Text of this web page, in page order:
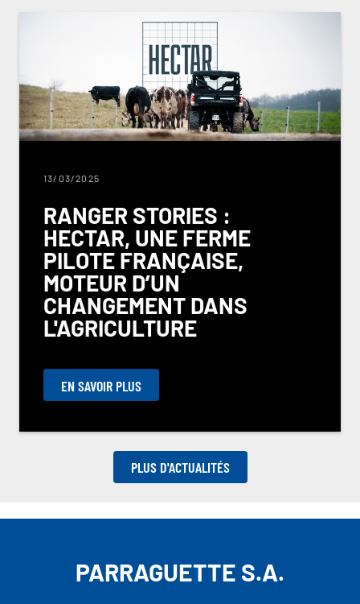
13/03/2025
RANGER STORIES :
HECTAR, UNE FERME
PILOTE FRANÇAISE,
MOTEUR D’UN
CHANGEMENT DANS
L'AGRICULTURE
EN SAVOIR PLUS
PLUS D'ACTUALITÉS
PARRAGUETTE S.A.